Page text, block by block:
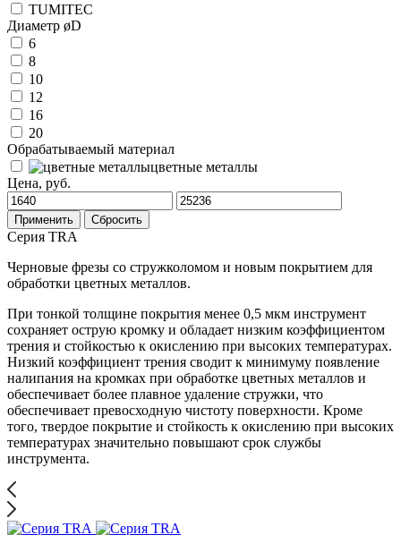
TUMITEC
Диаметр øD
6
8
10
12
16
20
Обрабатываемый материал
цветные металлы
Цена, руб.
Применить Сбросить
Серия TRA
Черновые фрезы со стружколомом и новым покрытием для
обработки цветных металлов.
При тонкой толщине покрытия менее 0,5 мкм инструмент
сохраняет острую кромку и обладает низким коэффициентом
трения и стойкостью к окислению при высоких температурах.
Низкий коэффициент трения сводит к минимуму появление
налипания на кромках при обработке цветных металлов и
обеспечивает более плавное удаление стружки, что
обеспечивает превосходную чистоту поверхности. Кроме
того, твердое покрытие и стойкость к окислению при высоких
температурах значительно повышают срок службы
инструмента.